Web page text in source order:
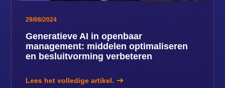
29/08/2024
Generatieve AI in openbaar
management: middelen optimaliseren
en besluitvorming verbeteren
Lees het volledige artikel.